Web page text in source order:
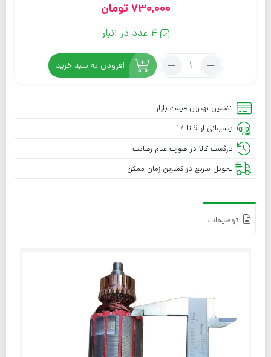
730,000 تومان
4 عدد در انبار
افزودن به سبد خرید
تضمین بهترین قیمت بازار
پشتیبانی از 9 تا 17
بازگشت کالا در صورت عدم رضایت
تحویل سریع در کمترین زمان ممکن
توضیحات